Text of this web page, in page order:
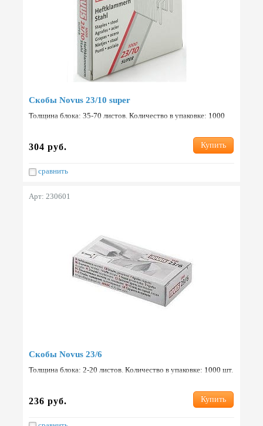
Скобы Novus 23/10 super
Толщина блока: 35-70 листов. Количество в упаковке: 1000
304 руб. Купить
сравнить
Арт: 230601
Скобы Novus 23/6
Толщина блока: 2-20 листов. Количество в упаковке: 1000 шт.
236 руб. Купить